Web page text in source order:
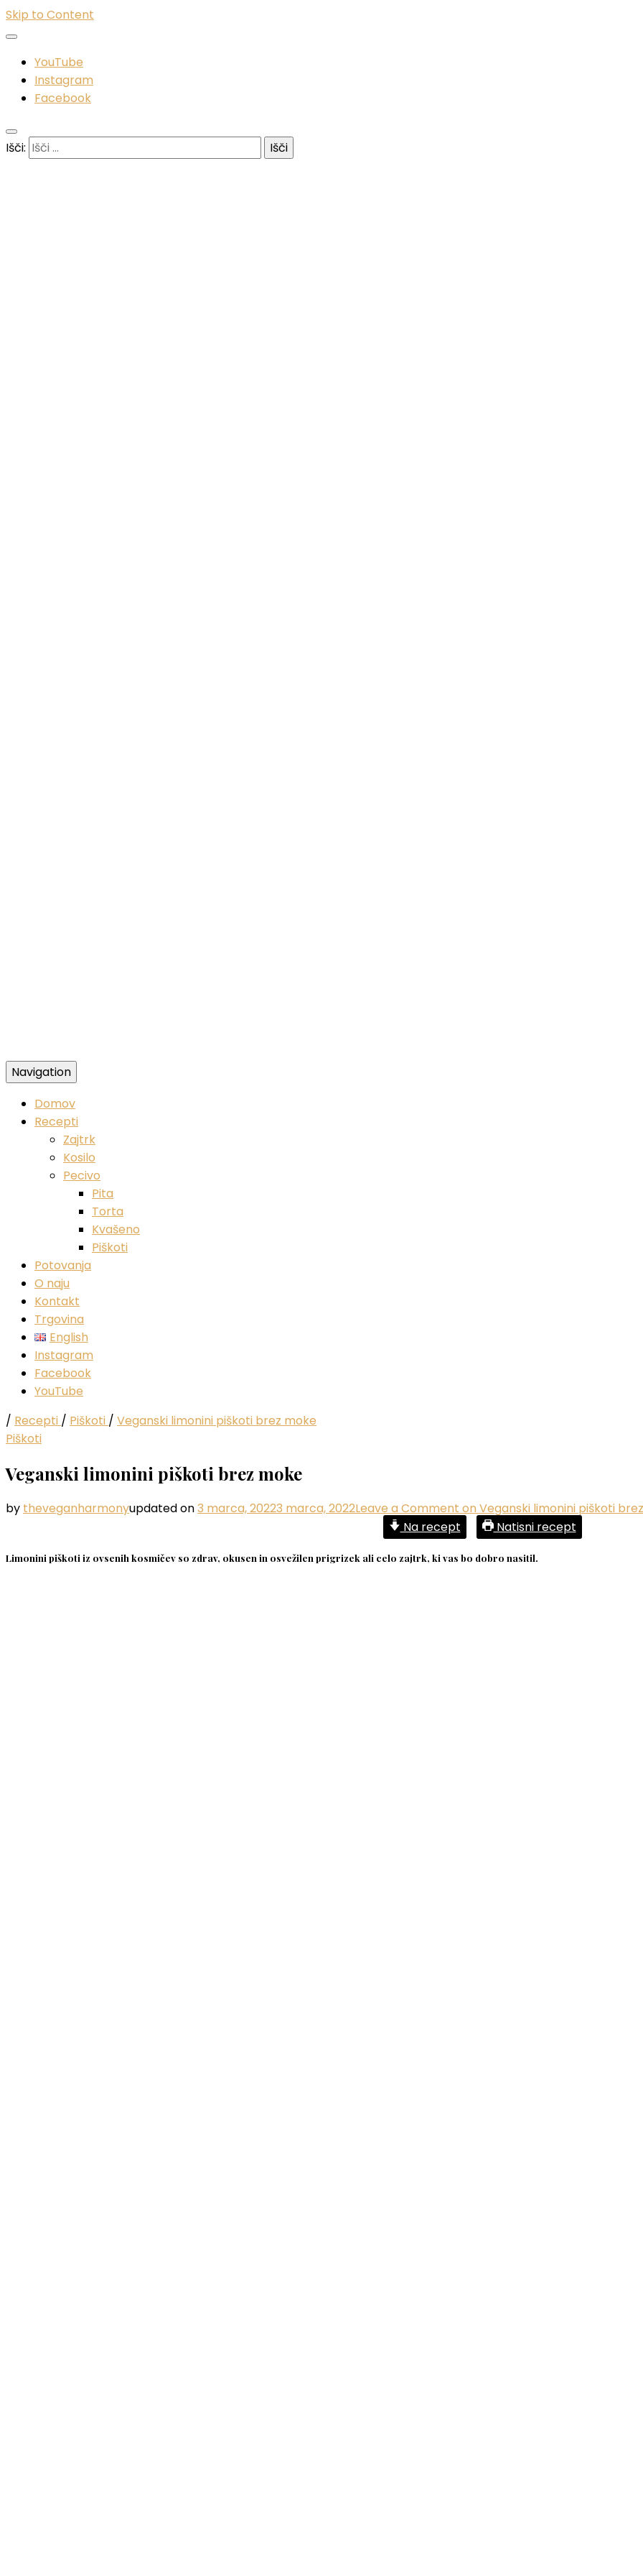
Skip to Content
YouTube
Instagram
Facebook
Išči:
Zdravi veganski recepti
Navigation
Domov
Recepti
Zajtrk
Kosilo
Pecivo
Pita
Torta
Kvašeno
Piškoti
Potovanja
O naju
Kontakt
Trgovina
English
Instagram
Facebook
YouTube
/ Recepti / Piškoti / Veganski limonini piškoti brez moke
Piškoti
Veganski limonini piškoti brez moke
by theveganharmonyupdated on3 marca, 20223 marca, 2022Leave a Comment on Veganski limonini piškoti
Na recept
Natisni recept
Limonini piškoti iz ovsenih kosmičev so zdrav, okusen in osvežilen prigrizek ali celo zajtrk, ki vas bo dobro nasitil.